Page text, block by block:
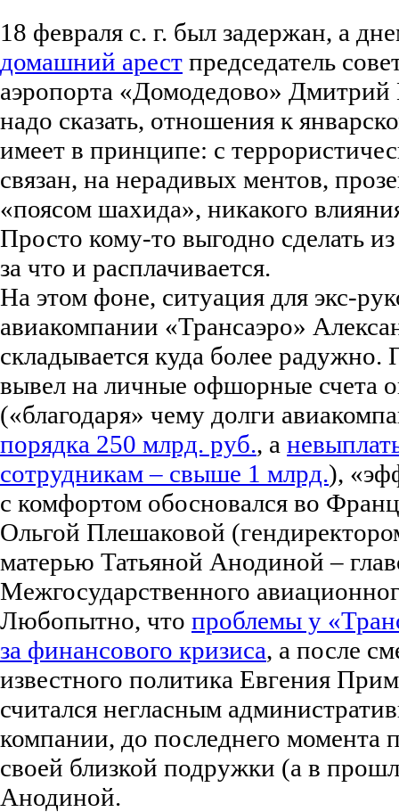
18 февраля с. г. был задержан, а
домашний арест председатель
аэропорта «Домодедово»
надо сказать, отношения к
имеет в принципе: с
связан, на нерадивых ментов,
«поясом шахида», никакого
Просто кому-то выгодно сделать
за что и расплачивается.
На этом фоне, ситуация для экс-
авиакомпании «Трансаэро»
складывается куда более радужно.
вывел на личные офшорные счета
(«благодаря» чему долги
порядка 250 млрд. руб., а
сотрудникам – свыше 1 млрд.),
с комфортом обосновался во
Ольгой Плешаковой
матерью Татьяной Анодиной –
Межгосударственного
Любопытно, что проблемы у
за финансового кризиса, а после
известного политика Евгения
считался негласным
компании, до последнего момента
своей близкой подружки (а в
Анодиной.